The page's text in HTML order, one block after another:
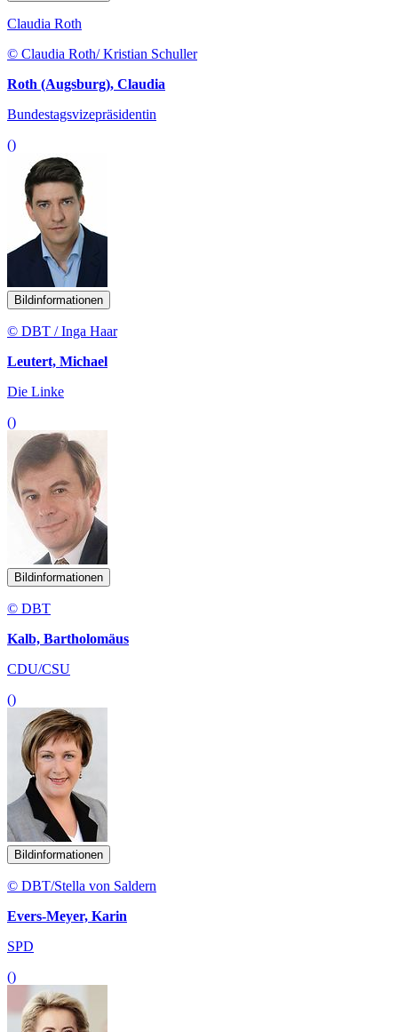
Claudia Roth
© Claudia Roth/ Kristian Schuller
Roth (Augsburg), Claudia
Bundestagsvizepräsidentin
()
Bildinformationen
© DBT / Inga Haar
Leutert, Michael
Die Linke
()
Bildinformationen
© DBT
Kalb, Bartholomäus
CDU/CSU
()
Bildinformationen
© DBT/Stella von Saldern
Evers-Meyer, Karin
SPD
()